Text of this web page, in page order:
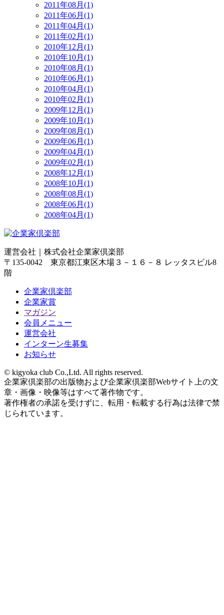
2011年08月(1)
2011年06月(1)
2011年04月(1)
2011年02月(1)
2010年12月(1)
2010年10月(1)
2010年08月(1)
2010年06月(1)
2010年04月(1)
2010年02月(1)
2009年12月(1)
2009年10月(1)
2009年08月(1)
2009年06月(1)
2009年04月(1)
2009年02月(1)
2008年12月(1)
2008年10月(1)
2008年08月(1)
2008年06月(1)
2008年04月(1)
運営会社｜ 株式会社企業家倶楽部
〒135-0042 東京都江東区木場３－１６－８ レッタスビル8
階
企業家倶楽部
企業家賞
マガジン
会員メニュー
運営会社
インターン生募集
お知らせ
© kigyoka club Co.,Ltd. All rights reserved.
企業家倶楽部の出版物および企業家倶楽部Webサイト上の文
章・画像・映像等はすべて著作物です。
著作権者の承諾を受けずに、転用・転載する行為は法律で禁
じられています。